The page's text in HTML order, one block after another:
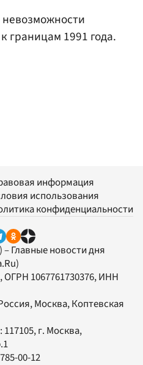
невозможности
границам 1991 года.
информация
использования
конфиденциальности
– Главные новости дня
, ОГРН 1067761730376, ИНН
Москва, Коптевская
117105, г. Москва,
00-12